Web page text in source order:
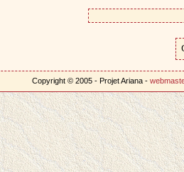
Copyright © 2005 - Projet Ariana -